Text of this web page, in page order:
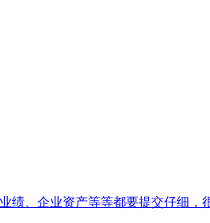
绩、企业资产等等都要提交仔细